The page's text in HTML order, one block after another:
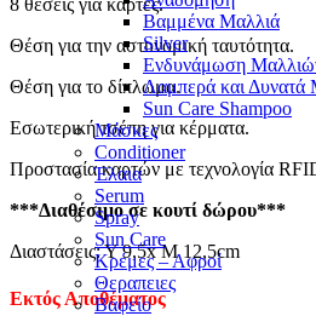
Βαμμένα Μαλλιά
Silver
Ενδυνάμωση
Λαμπερά και Δυνατά
Sun Care Shampoo
Μάσκες
Conditioner
Έλαια
Serum
Spray
Sun Care
Κρέμες – Αφροί
Θεραπειες
Βαφείο
Θέση για την αστυνομική ταυτότητα.
Θέση για το δίπλωμα.
Εσωτερική τσέπη για κέρματα.
Προστασία καρτών με τεχνολογία
***Διαθέσιμο σε κουτί δώρου***
Διαστάσεις: Υ 9,5x Μ 12,5cm
Εκτός Αποθέματος